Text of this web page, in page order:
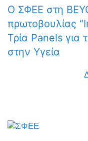
Ο ΣΦΕΕ στη
πρωτοβουλίας
Τρία Panels για
στην Υγεία